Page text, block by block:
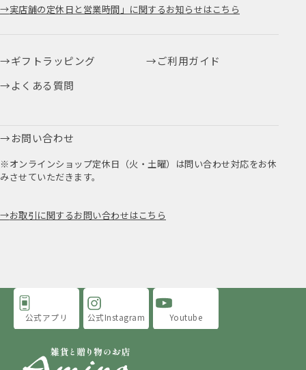
実店舗の定休日と営業時間」に関するお知らせはこちら
ギフトラッピング
ご利用ガイド
よくある質問
お問い合わせ
※オンラインショップ定休日（火・土曜）は問い合わせ対応をお休
みさせていただきます。
お取引に関するお問い合わせはこちら
公式アプリ 公式Instagram Youtube